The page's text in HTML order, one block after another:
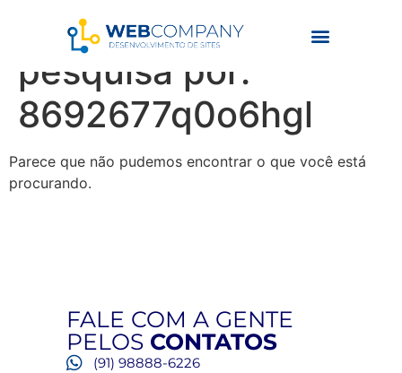
Resultados da
pesquisa por:
8692677q0o6hgl
Parece que não pudemos encontrar o que você está
procurando.
FALE COM A GENTE
PELOS CONTATOS
(91) 98888-6226